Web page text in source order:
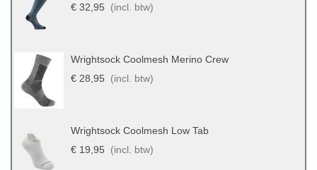
€ 32,95
(incl. btw)
Wrightsock Coolmesh Merino Crew
€ 28,95
(incl. btw)
Wrightsock Coolmesh Low Tab
€ 19,95
(incl. btw)